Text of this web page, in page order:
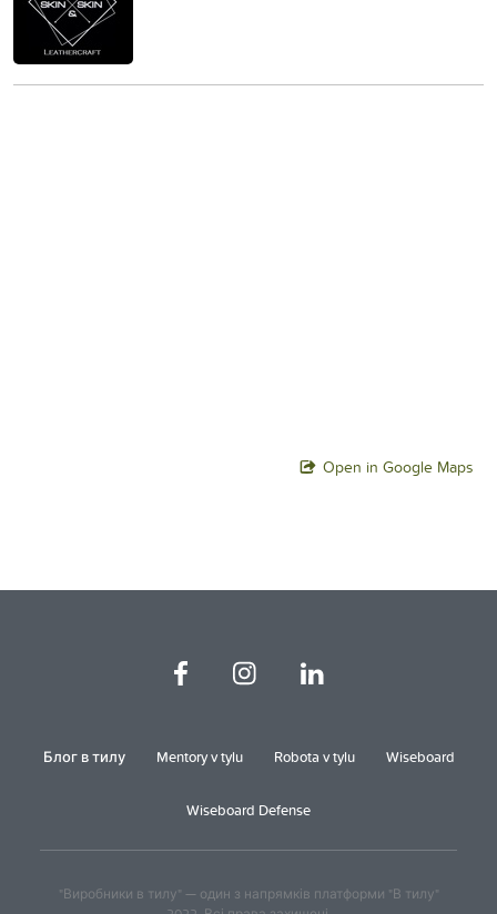
Open in Google Maps
Блог в тилу Mentory v tylu Robota v tylu Wiseboard
Wiseboard Defense
"Виробники в тилу" — один з напрямків платформи "В тилу"